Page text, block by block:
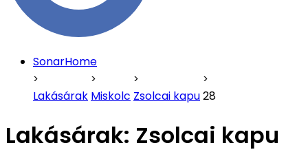
SonarHome
Lakásárak Miskolc Zsolcai kapu28
Lakásárak: Zsolcai kapu